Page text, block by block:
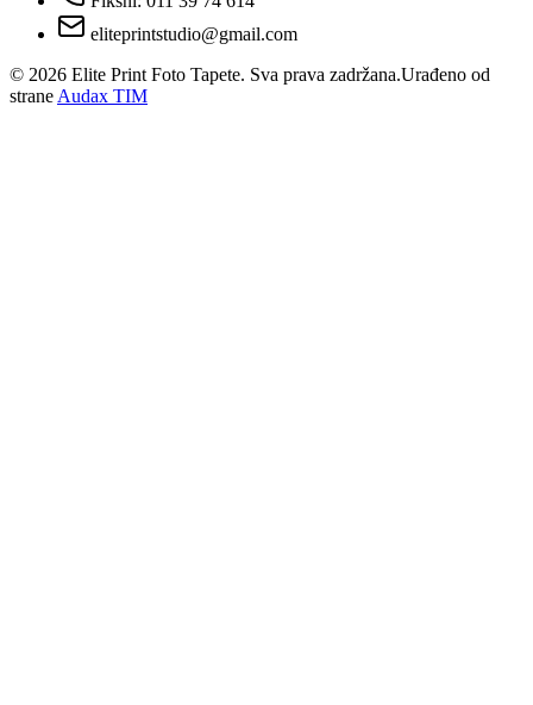
eliteprintstudio@gmail.com
© 2026 Elite Print Foto Tapete. Sva prava zadržana.Urađeno od
strane Audax TIM